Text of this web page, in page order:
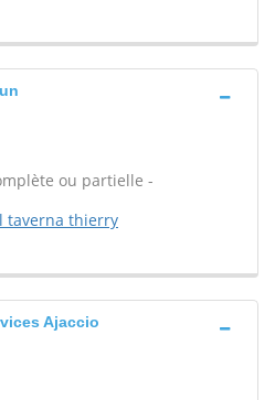
ou partielle -
taverna thierry
Ajaccio